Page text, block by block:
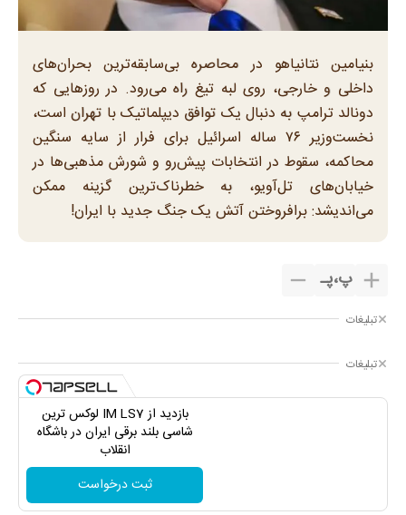
بنیامین نتانیاهو در محاصره بی‌سابقه‌ترین بحران‌های
داخلی و خارجی، روی لبه تیغ راه می‌رود. در روزهایی که
دونالد ترامپ به دنبال یک توافق دیپلماتیک با تهران است،
نخست‌وزیر ۷۶ ساله اسرائیل برای فرار از سایه سنگین
محاکمه، سقوط در انتخابات پیش‌رو و شورش مذهبی‌ها در
خیابان‌های تل‌آویو، به خطرناک‌ترین گزینه ممکن
می‌اندیشد: برافروختن آتش یک جنگ جدید با ایران!
پ،پـ
تبلیغات
تبلیغات
بازدید از IM LS7 لوکس ترین
شاسی بلند برقی ایران در باشگاه
انقلاب
ثبت درخواست